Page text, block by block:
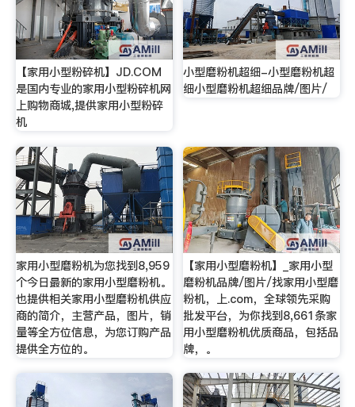
【家用小型粉碎机】JD.COM
是国内专业的家用小型粉碎机网
上购物商城,提供家用小型粉碎
机
小型磨粉机超细-小型磨粉机超
细小型磨粉机超细品牌/图片/
家用小型磨粉机为您找到8,959
个今日最新的家用小型磨粉机。
也提供相关家用小型磨粉机供应
商的简介，主营产品，图片，销
量等全方位信息，为您订购产品
提供全方位的。
【家用小型磨粉机】_家用小型
磨粉机品牌/图片/找家用小型磨
粉机，上.com，全球领先采购
批发平台，为你找到8,661条家
用小型磨粉机优质商品，包括品
牌，。